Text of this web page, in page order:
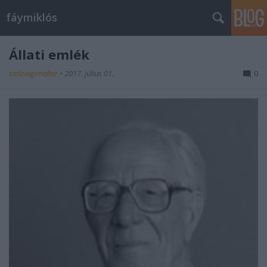
fáymiklós
Állati emlék
stolzingimalter • 2017. július 01. 0